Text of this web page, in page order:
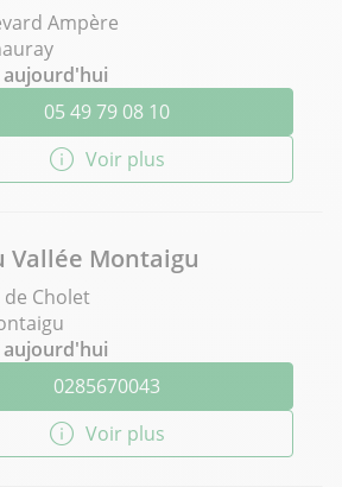
Ampère
aujourd'hui
05 49 79 08 10
Voir plus
Vallée Montaigu
de Cholet
aujourd'hui
0285670043
Voir plus